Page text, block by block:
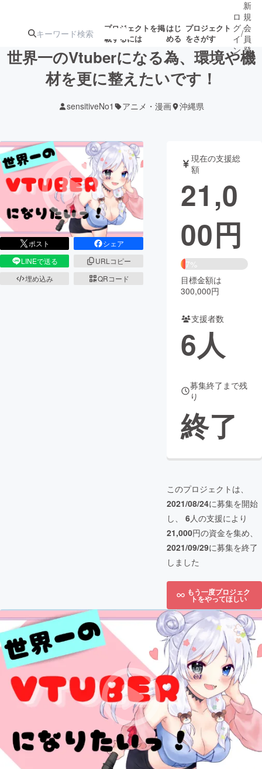
プロジェクトを掲
載するには
はじ
める
プロジェクト
をさがす
ターン
ジェクト
募集終了が近いプ
ロジェクト
アート・写真 音楽
テクノロジー・ガジェット ゲーム・
映像・映画 書籍・雑誌
ビジネス・起業 チャレンジ
まちづくり・地域活性化
CAMPFIRE Creation
コミュニティ
ロ
グ
イ
ン
/
新
規
会
員
登
録
世界一のVtuberになる為、環境や機
材を更に整えたいです！
sensitiveNo1 アニメ・漫画 沖縄県
ポスト
シェア
LINEで送る
URLコピー
埋め込み
QRコード
現在の支援総
額
21,0
00円
7%
目標金額は
300,000円
支援者数
6人
募集終了まで残
り
終了
このプロジェクトは、
2021/08/24に募集を開始
し、 6人の支援により
21,000円の資金を集め、
2021/09/29に募集を終了
しました
もう一度プロジェク
トをやってほしい